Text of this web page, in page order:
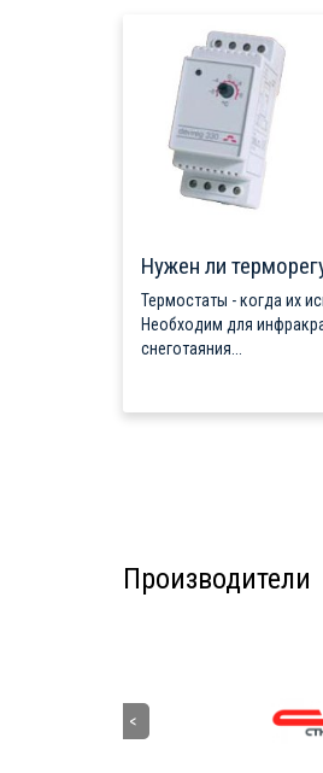
Нужен ли
Термостаты - когда их
Необходим для
снеготаяния...
Производители